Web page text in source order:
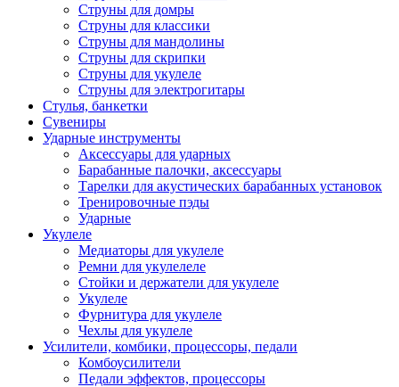
Струны для домры
Струны для классики
Струны для мандолины
Струны для скрипки
Струны для укулеле
Струны для электрогитары
Стулья, банкетки
Сувениры
Ударные инструменты
Аксессуары для ударных
Барабанные палочки, аксессуары
Тарелки для акустических барабанных установок
Тренировочные пэды
Ударные
Укулеле
Медиаторы для укулеле
Ремни для укулелеле
Стойки и держатели для укулеле
Укулеле
Фурнитура для укулеле
Чехлы для укулеле
Усилители, комбики, процессоры, педали
Комбоусилители
Педали эффектов, процессоры